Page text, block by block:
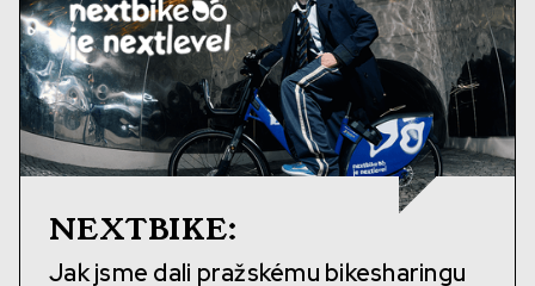
NEXTBIKE:
Jak jsme dali pražskému bikesharingu